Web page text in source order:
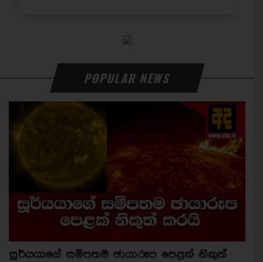
POPULAR NEWS
සූර්යයාගේ සමීපතම ඡායාරූප පෙළක් නිකුත්